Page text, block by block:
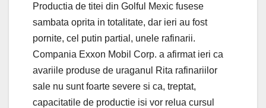
Productia de titei din Golful Mexic fusese
sambata oprita in totalitate, dar ieri au fost
pornite, cel putin partial, unele rafinarii.
Compania Exxon Mobil Corp. a afirmat ieri ca
avariile produse de uraganul Rita rafinariilor
sale nu sunt foarte severe si ca, treptat,
capacitatile de productie isi vor relua cursul